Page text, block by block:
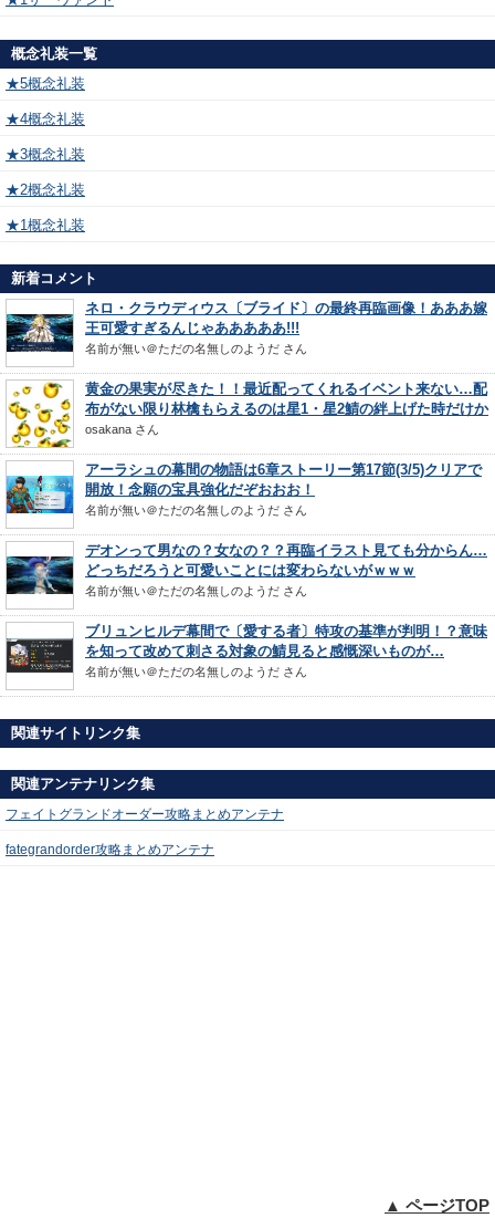
概念礼装一覧
★5概念礼装
★4概念礼装
★3概念礼装
★2概念礼装
★1概念礼装
新着コメント
ネロ・クラウディウス〔ブライド〕の最終再臨画像！あああ嫁
王可愛すぎるんじゃあああああ!!!
名前が無い＠ただの名無しのようだ さん
黄金の果実が尽きた！！最近配ってくれるイベント来ない…配
布がない限り林檎もらえるのは星1・星2鯖の絆上げた時だけか
osakana さん
アーラシュの幕間の物語は6章ストーリー第17節(3/5)クリアで
開放！念願の宝具強化だぞおおお！
名前が無い＠ただの名無しのようだ さん
デオンって男なの？女なの？？再臨イラスト見ても分からん…
どっちだろうと可愛いことには変わらないがｗｗｗ
名前が無い＠ただの名無しのようだ さん
ブリュンヒルデ幕間で〔愛する者〕特攻の基準が判明！？意味
を知って改めて刺さる対象の鯖見ると感慨深いものが…
名前が無い＠ただの名無しのようだ さん
関連サイトリンク集
関連アンテナリンク集
フェイトグランドオーダー攻略まとめアンテナ
fategrandorder攻略まとめアンテナ
▲ ページTOP